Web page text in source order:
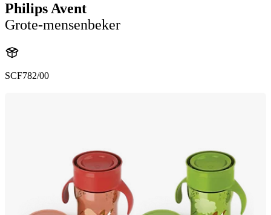
Philips Avent
Grote-mensenbeker
SCF782/00